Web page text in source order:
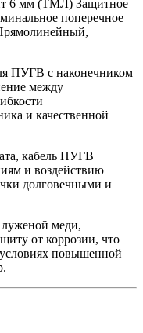
6 мм (ТМЛ) Защитное
поперечное
ПУГВ с наконечником
между
и качественной
кабель ПУГВ
и воздействию
долговечными и
меди,
от коррозии, что
повышенной